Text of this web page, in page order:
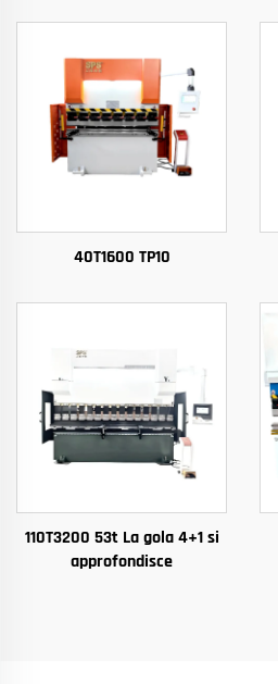
40T1600 TP10
110T3200 53t La gola 4+1 si
approfondisce